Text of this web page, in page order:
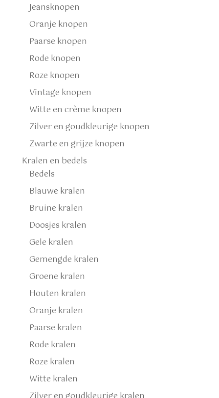
Jeansknopen
Oranje knopen
Paarse knopen
Rode knopen
Roze knopen
Vintage knopen
Witte en crème knopen
Zilver en goudkleurige knopen
Zwarte en grijze knopen
Kralen en bedels
Bedels
Blauwe kralen
Bruine kralen
Doosjes kralen
Gele kralen
Gemengde kralen
Groene kralen
Houten kralen
Oranje kralen
Paarse kralen
Rode kralen
Roze kralen
Witte kralen